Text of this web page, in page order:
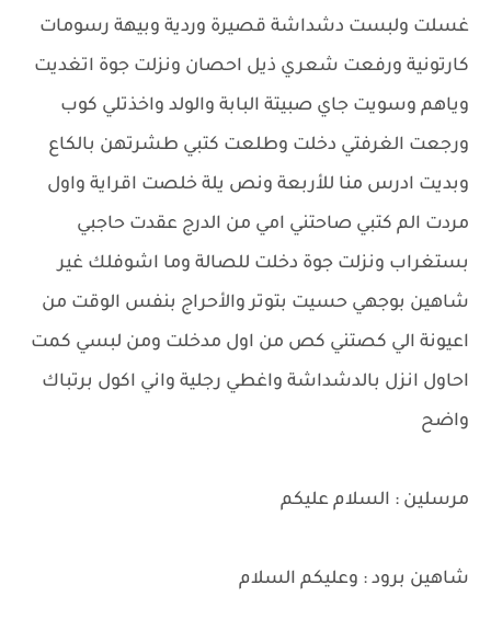
غسلت ولبست دشداشة قصيرة وردية وبيهة رسومات
كارتونية ورفعت شعري ذيل احصان ونزلت جوة اتغديت
وياهم وسويت جاي صبيتة البابة والولد واخذتلي كوب
ورجعت الغرفتي دخلت وطلعت كتبي طشرتهن بالكاع
وبديت ادرس منا للأربعة ونص يلة خلصت اقراية واول
مردت الم كتبي صاحتني امي من الدرج عقدت حاجبي
بستغراب ونزلت جوة دخلت للصالة وما اشوفلك غير
شاهين بوجهي حسيت بتوتر والأحراج بنفس الوقت من
اعيونة الي كصتني كص من اول مدخلت ومن لبسي كمت
احاول انزل بالدشداشة واغطي رجلية واني اكول برتباك
واضح
مرسلين : السلام عليكم
شاهين برود : وعليكم السلام